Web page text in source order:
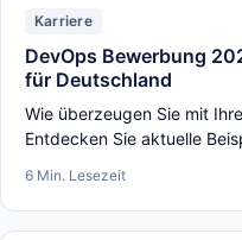
Karriere
DevOps Bewerbung
für Deutschland
Wie überzeugen Sie mit
Entdecken Sie aktuelle
6 Min. Lesezeit